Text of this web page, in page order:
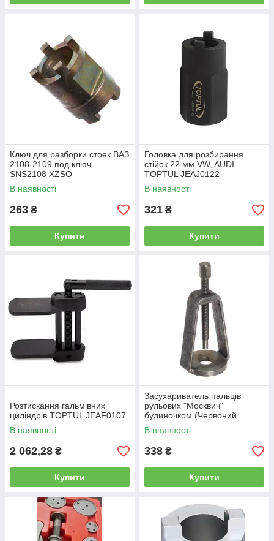
Ключ для разборки стоек ВАЗ
2108-2109 под ключ
SNS2108 XZSO
В наявності
263 ₴
Купити
Головка для розбирання
стійок 22 мм VW, AUDI
TOPTUL JEAJ0122
В наявності
321 ₴
Купити
Розтискання гальмівних
циліндрів TOPTUL JEAF0107
В наявності
2 062,28 ₴
Купити
Засухариватель пальців
рульових "Москвич"
будиночком (Червоний
Промінь) ЗРПДОМ ХЗСО
В наявності
338 ₴
Купити